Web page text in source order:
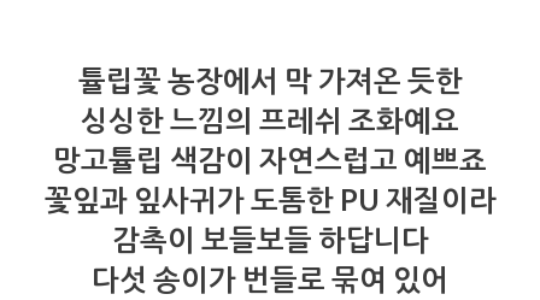
튤립꽃 농장에서 막 가져온 듯한
싱싱한 느낌의 프레쉬 조화예요
망고튤립 색감이 자연스럽고 예쁘죠
꽃잎과 잎사귀가 도톰한 PU 재질이라
감촉이 보들보들 하답니다
다섯 송이가 번들로 묶여 있어